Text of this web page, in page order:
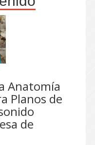
Anatomía
Planos de
de